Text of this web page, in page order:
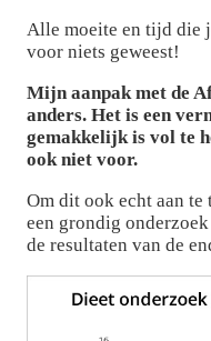
Alle moeite en tijd die
voor niets geweest!
Mijn aanpak met de
anders. Het is een
gemakkelijk is vol te
ook niet voor.
Om dit ook echt aan
een grondig
de resultaten van de